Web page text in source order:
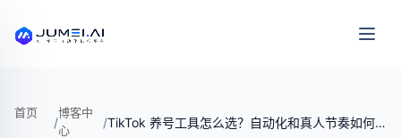
首页
/
博客中
心
/ TikTok 养号工具怎么选？自动化和真人节奏如何平衡